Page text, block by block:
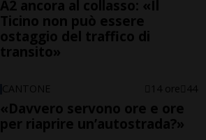
A2 ancora al collasso: «Il
Ticino non può essere
ostaggio del traffico di
transito»
CANTONE 14 ore 44
«Davvero servono ore e ore
per riaprire un’autostrada?»